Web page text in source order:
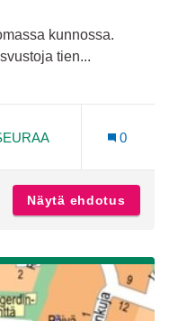
kunnossa.
tien...
Nummi-Halinen
SEURAAJAA 0
Näytä ehdotus